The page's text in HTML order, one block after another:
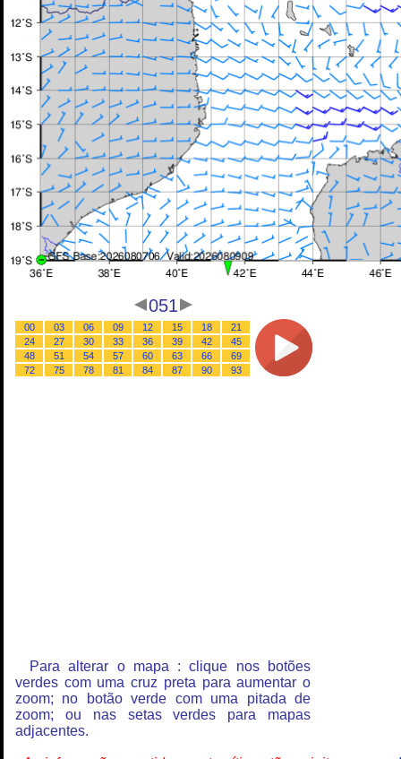
051
00 03 06 09 12 15 18
21
24
27 30 33 36 39 42
45
48
51 54 57 60 63 66
69
72
75 78 81 84 87 90 93
Para alterar o mapa : clique nos botões
verdes com uma cruz preta para aumentar o
zoom; no botão verde com uma pitada de
zoom; ou nas setas verdes para mapas
adjacentes.